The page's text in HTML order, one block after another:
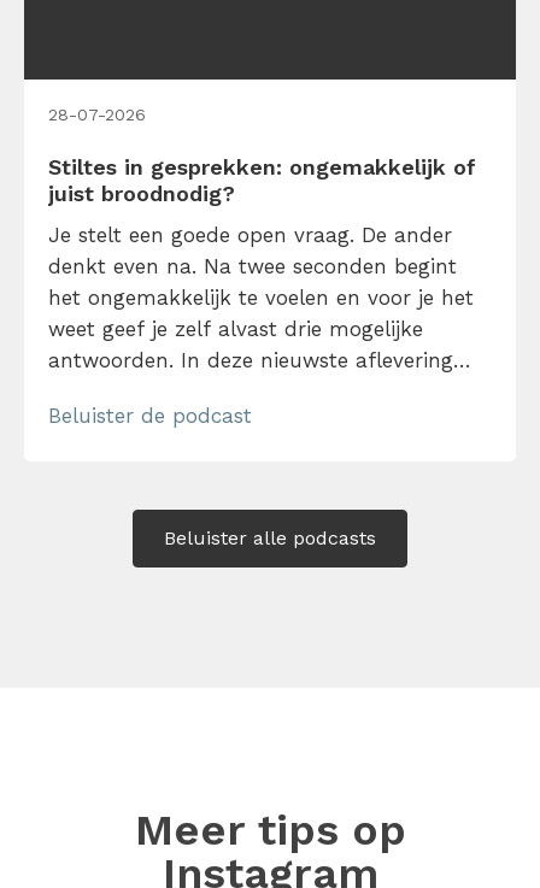
28-07-2026
Stiltes in gesprekken: ongemakkelijk of
juist broodnodig?
Je stelt een goede open vraag. De ander
denkt even na. Na twee seconden begint
het ongemakkelijk te voelen en voor je het
weet geef je zelf alvast drie mogelijke
antwoorden. In deze nieuwste aflevering
management expert Björn Deusings met
gesprekken. Want stilte […]
Beluister de podcast
Beluister alle podcasts
Meer tips op
Instagram